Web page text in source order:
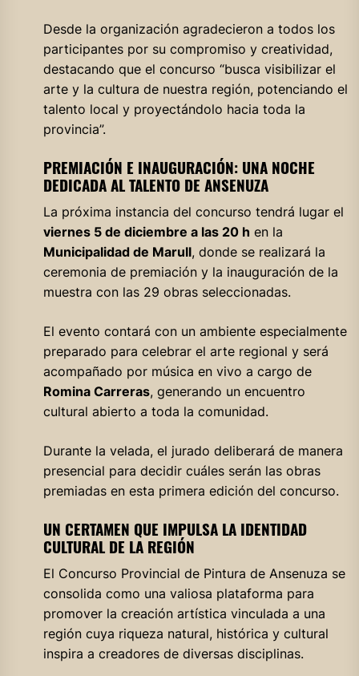
Desde la organización agradecieron a todos los
participantes por su compromiso y creatividad,
destacando que el concurso “busca visibilizar el
arte y la cultura de nuestra región, potenciando el
talento local y proyectándolo hacia toda la
provincia”.
PREMIACIÓN E INAUGURACIÓN: UNA NOCHE
DEDICADA AL TALENTO DE ANSENUZA
La próxima instancia del concurso tendrá lugar el
viernes 5 de diciembre a las 20 h en la
Municipalidad de Marull, donde se realizará la
ceremonia de premiación y la inauguración de la
muestra con las 29 obras seleccionadas.
El evento contará con un ambiente especialmente
preparado para celebrar el arte regional y será
acompañado por música en vivo a cargo de
Romina Carreras, generando un encuentro
cultural abierto a toda la comunidad.
Durante la velada, el jurado deliberará de manera
presencial para decidir cuáles serán las obras
premiadas en esta primera edición del concurso.
UN CERTAMEN QUE IMPULSA LA IDENTIDAD
CULTURAL DE LA REGIÓN
El Concurso Provincial de Pintura de Ansenuza se
consolida como una valiosa plataforma para
promover la creación artística vinculada a una
región cuya riqueza natural, histórica y cultural
inspira a creadores de diversas disciplinas.